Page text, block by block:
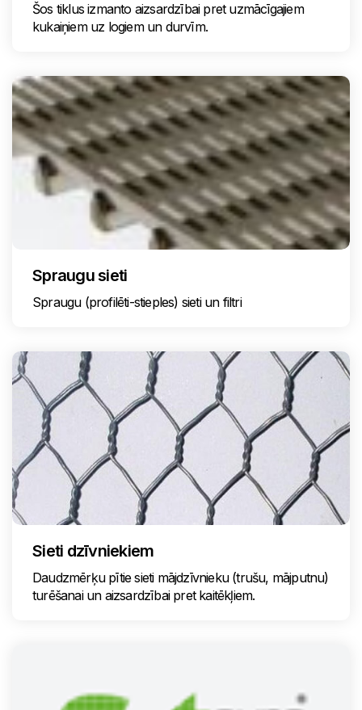
Šos tiklus izmanto aizsardzībai pret uzmācīgajiem
kukaiņiem uz logiem un durvīm.
Spraugu sieti
Spraugu (profilēti-stieples) sieti un filtri
Sieti dzīvniekiem
Daudzmērķu pītie sieti mājdzīvnieku (trušu, mājputnu)
turēšanai un aizsardzībai pret kaitēkļiem.